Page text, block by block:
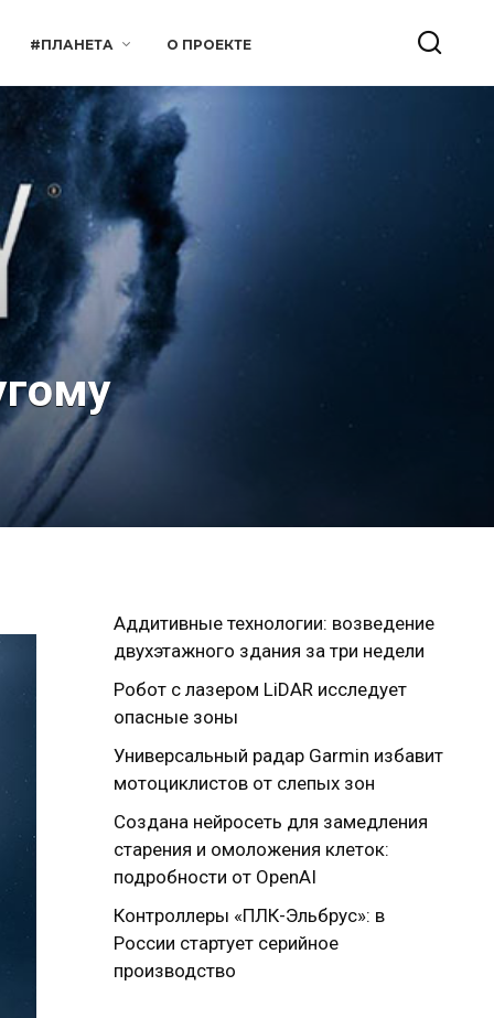
#ПЛАНЕТА О ПРОЕКТЕ
Аддитивные технологии: возведение
двухэтажного здания за три недели
Робот с лазером LiDAR исследует
опасные зоны
Универсальный радар Garmin избавит
мотоциклистов от слепых зон
Создана нейросеть для замедления
старения и омоложения клеток:
подробности от OpenAI
Контроллеры «ПЛК-Эльбрус»: в
России стартует серийное
производство